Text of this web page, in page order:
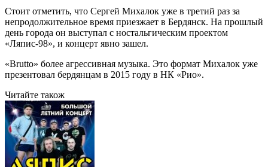
Стоит отметить, что Сергей Михалок уже в третий раз за
непродолжительное время приезжает в Бердянск. На прошлый
день города он выступал с ностальгическим проектом
«Ляпис-98», и концерт явно зашел.
«Brutto» более агрессивная музыка. Это формат Михалок уже
презентовал бердянцам в 2015 году в НК «Рио».
Читайте також